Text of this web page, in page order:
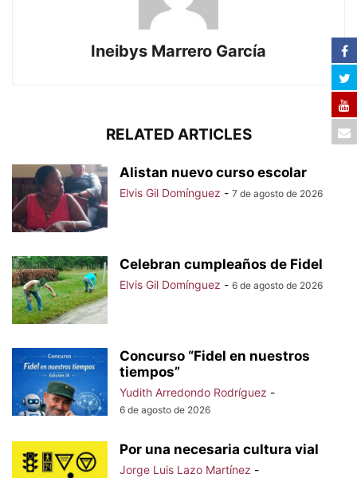
Ineibys Marrero García
RELATED ARTICLES
Alistan nuevo curso escolar
Elvis Gil Domínguez - 7 de agosto de 2026
Celebran cumpleaños de Fidel
Elvis Gil Domínguez - 6 de agosto de 2026
Concurso “Fidel en nuestros
tiempos”
Yudith Arredondo Rodríguez -
6 de agosto de 2026
Por una necesaria cultura vial
Jorge Luis Lazo Martínez -